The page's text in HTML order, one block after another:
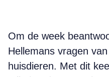
Om de week
Hellemans vragen
huisdieren. Met dit